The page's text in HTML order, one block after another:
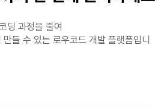
딩 과정을 줄여
들 수 있는 로우코드 개발 플랫폼입니